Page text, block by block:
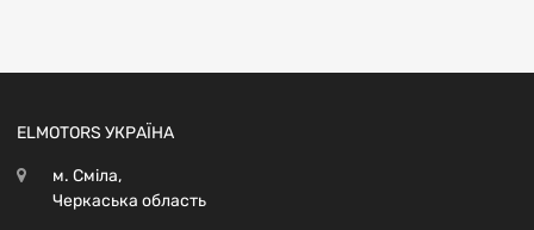
ELMOTORS УКРАЇНА
м. Сміла,
Черкаська область